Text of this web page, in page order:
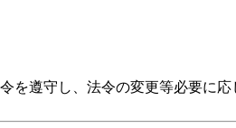
遵守し、法令の変更等必要に応